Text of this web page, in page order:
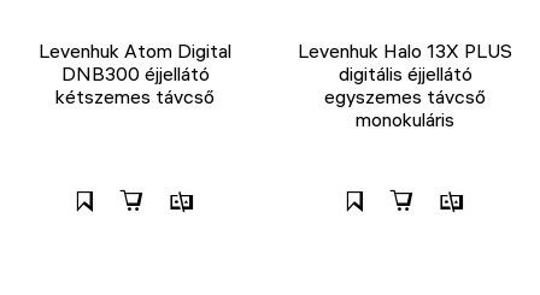
Levenhuk Atom Digital
DNB300 éjjellátó
kétszemes távcső
Levenhuk Halo 13X PLUS
digitális éjjellátó
egyszemes távcső
monokuláris